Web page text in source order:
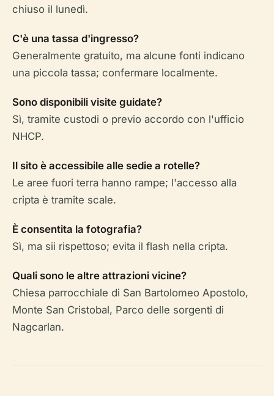
chiuso il lunedì.
C'è una tassa d'ingresso?
Generalmente gratuito, ma alcune fonti indicano
una piccola tassa; confermare localmente.
Sono disponibili visite guidate?
Sì, tramite custodi o previo accordo con l'ufficio
NHCP.
Il sito è accessibile alle sedie a rotelle?
Le aree fuori terra hanno rampe; l'accesso alla
cripta è tramite scale.
È consentita la fotografia?
Sì, ma sii rispettoso; evita il flash nella cripta.
Quali sono le altre attrazioni vicine?
Chiesa parrocchiale di San Bartolomeo Apostolo,
Monte San Cristobal, Parco delle sorgenti di
Nagcarlan.